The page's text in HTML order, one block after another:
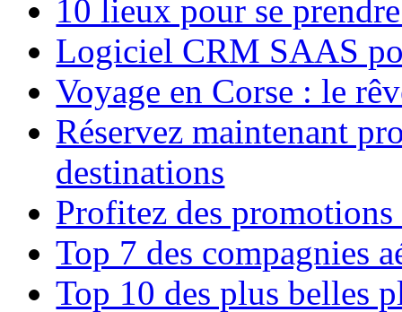
10 lieux pour se
Logiciel CRM SAAS
Voyage en Corse : le
Réservez maintenant
destinations
Profitez des
Top 7 des compagnies
Top 10 des plus belles